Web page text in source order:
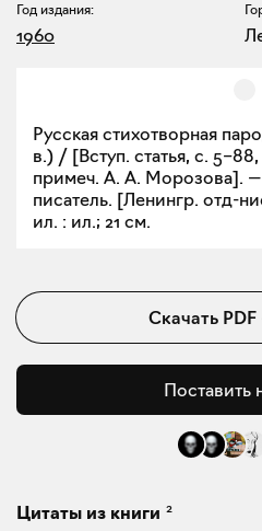
Год издания:
1960
Русская стихотворная
в.) / [Вступ. статья, с.
примеч. А. А. Морозова].
писатель. [Ленингр. отд-
ил. : ил.; 21 см.
Скачать PDF
Поставить
Цитаты из книги 2